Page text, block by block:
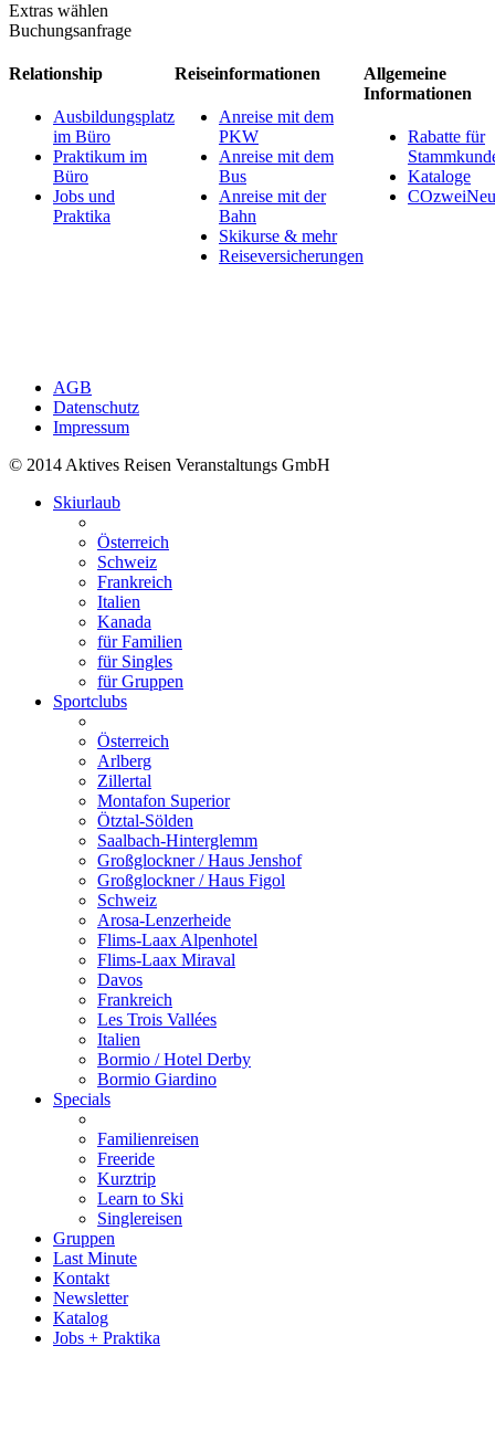
Extras wählen
Buchungsanfrage
Relationship
Ausbildungsplatz
im Büro
Praktikum im
Büro
Jobs und
Praktika
Reiseinformationen
Anreise mit dem
PKW
Anreise mit dem
Bus
Anreise mit der
Bahn
Skikurse & mehr
Reiseversicherungen
Allgemeine
Informationen
Rabatte für
Kataloge
AGB
Datenschutz
Impressum
© 2014 Aktives Reisen Veranstaltungs GmbH
Skiurlaub
Österreich
Schweiz
Frankreich
Italien
Kanada
für Familien
für Singles
für Gruppen
Sportclubs
Österreich
Arlberg
Zillertal
Montafon Superior
Ötztal-Sölden
Saalbach-Hinterglemm
Großglockner / Haus Jenshof
Großglockner / Haus Figol
Schweiz
Arosa-Lenzerheide
Flims-Laax Alpenhotel
Flims-Laax Miraval
Davos
Frankreich
Les Trois Vallées
Italien
Bormio / Hotel Derby
Bormio Giardino
Specials
Familienreisen
Freeride
Kurztrip
Learn to Ski
Singlereisen
Gruppen
Last Minute
Kontakt
Newsletter
Katalog
Jobs + Praktika